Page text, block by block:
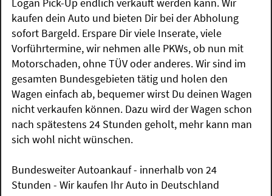
kaufen dein Auto und bieten Dir bei der Abholung
sofort Bargeld. Erspare Dir viele Inserate, viele
Vorführtermine, wir nehmen alle PKWs, ob nun mit
Motorschaden, ohne TÜV oder anderes. Wir sind im
gesamten Bundesgebieten tätig und holen den
Wagen einfach ab, bequemer wirst Du deinen Wagen
nicht verkaufen können. Dazu wird der Wagen schon
nach spätestens 24 Stunden geholt, mehr kann man
sich wohl nicht wünschen.
Bundesweiter Autoankauf - innerhalb von 24
Stunden - Wir kaufen Ihr Auto in Deutschland